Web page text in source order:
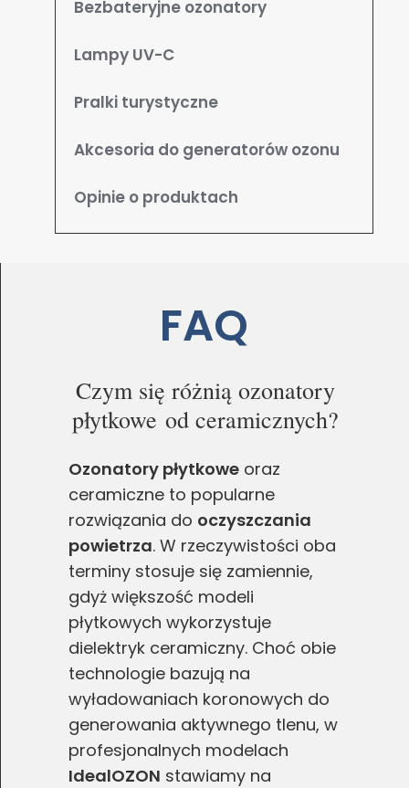
Bezbateryjne ozonatory
Lampy UV-C
Pralki turystyczne
Akcesoria do generatorów ozonu
Opinie o produktach
FAQ
Czym się różnią ozonatory
płytkowe od ceramicznych?
Ozonatory płytkowe oraz
ceramiczne to popularne
rozwiązania do oczyszczania
powietrza. W rzeczywistości oba
terminy stosuje się zamiennie,
gdyż większość modeli
płytkowych wykorzystuje
dielektryk ceramiczny. Choć obie
technologie bazują na
wyładowaniach koronowych do
generowania aktywnego tlenu, w
profesjonalnych modelach
IdealOZON stawiamy na